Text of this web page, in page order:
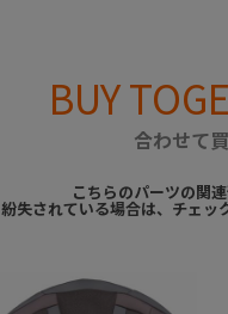
BUY
合わせて
こちらのパーツの関連
紛失されている場合は、チェッ